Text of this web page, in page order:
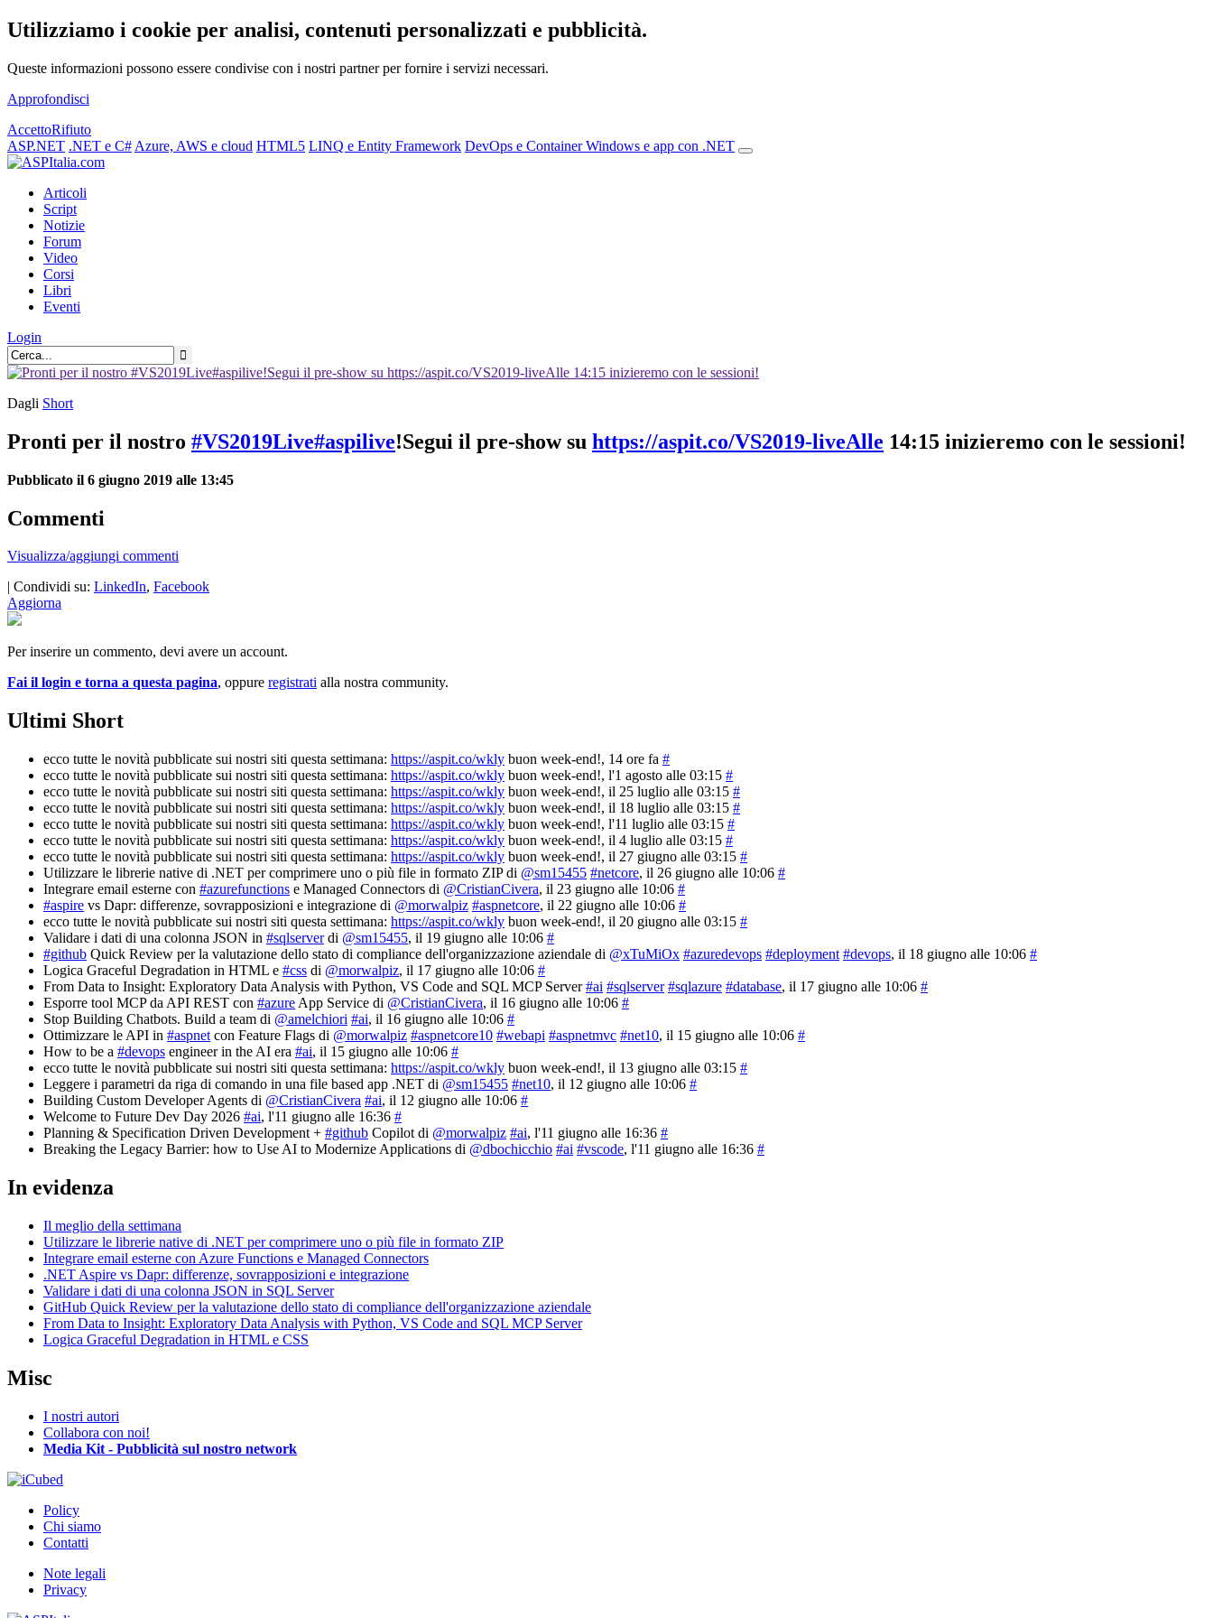
Utilizziamo i cookie per analisi, contenuti personalizzati e pubblicità.
Queste informazioni possono essere condivise con i nostri partner per fornire i servizi necessari.
Approfondisci
AccettoRifiuto
ASP.NET .NET e C# Azure, AWS e cloud HTML5 LINQ e Entity Framework DevOps e ContainerWindows e app con .NET
Articoli
Script
Notizie
Forum
Video
Corsi
Libri
Eventi
Login
Dagli Short
Pronti per il nostro #VS2019Live#aspilive!Segui il pre-show su https://aspit.co/VS2019-liveAlle 14:15 inizieremo con le sessioni!
Pubblicato il 6 giugno 2019 alle 13:45
Commenti
Visualizza/aggiungi commenti
| Condividi su: LinkedIn, Facebook
Aggiorna
Per inserire un commento, devi avere un account.
Fai il login e torna a questa pagina, oppure registrati alla nostra community.
Ultimi Short
ecco tutte le novità pubblicate sui nostri siti questa settimana: https://aspit.co/wkly buon week-end!, 14 ore fa #
ecco tutte le novità pubblicate sui nostri siti questa settimana: https://aspit.co/wkly buon week-end!, l'1 agosto alle 03:15 #
ecco tutte le novità pubblicate sui nostri siti questa settimana: https://aspit.co/wkly buon week-end!, il 25 luglio alle 03:15 #
ecco tutte le novità pubblicate sui nostri siti questa settimana: https://aspit.co/wkly buon week-end!, il 18 luglio alle 03:15 #
ecco tutte le novità pubblicate sui nostri siti questa settimana: https://aspit.co/wkly buon week-end!, l'11 luglio alle 03:15 #
ecco tutte le novità pubblicate sui nostri siti questa settimana: https://aspit.co/wkly buon week-end!, il 4 luglio alle 03:15 #
ecco tutte le novità pubblicate sui nostri siti questa settimana: https://aspit.co/wkly buon week-end!, il 27 giugno alle 03:15 #
Utilizzare le librerie native di .NET per comprimere uno o più file in formato ZIP di @sm15455 #netcore, il 26 giugno alle 10:06 #
Integrare email esterne con #azurefunctions e Managed Connectors di @CristianCivera, il 23 giugno alle 10:06 #
#aspire vs Dapr: differenze, sovrapposizioni e integrazione di @morwalpiz #aspnetcore, il 22 giugno alle 10:06 #
ecco tutte le novità pubblicate sui nostri siti questa settimana: https://aspit.co/wkly buon week-end!, il 20 giugno alle 03:15 #
Validare i dati di una colonna JSON in #sqlserverdi @sm15455, il 19 giugno alle 10:06 #
#github Quick Review per la valutazione dello stato di compliance dell'organizzazione aziendale di @xTuMiOx #azuredevops #deployment #devops, il 18 giugno alle 10:06 #
Logica Graceful Degradation in HTML e #css di @morwalpiz, il 17 giugno alle 10:06 #
From Data to Insight: Exploratory Data Analysis with Python, VS Code and SQL MCP Server#ai #sqlserver #sqlazure #database, il 17 giugno alle 10:06 #
Esporre tool MCP da API REST con #azure App Service di @CristianCivera, il 16 giugno alle 10:06 #
Stop Building Chatbots. Build a team di @amelchiori #ai, il 16 giugno alle 10:06 #
Ottimizzare le API in #aspnet con Feature Flags di @morwalpiz #aspnetcore10 #webapi #aspnetmvc #net10, il 15 giugno alle 10:06 #
How to be a #devops engineer in the AI era #ai, il 15 giugno alle 10:06 #
ecco tutte le novità pubblicate sui nostri siti questa settimana: https://aspit.co/wkly buon week-end!, il 13 giugno alle 03:15 #
Leggere i parametri da riga di comando in una file based app .NET di @sm15455 #net10, il 12 giugno alle 10:06 #
Building Custom Developer Agents di @CristianCivera #ai, il 12 giugno alle 10:06 #
Welcome to Future Dev Day 2026 #ai, l'11 giugno alle 16:36 #
Planning & Specification Driven Development + #github Copilot di @morwalpiz #ai, l'11 giugno alle 16:36 #
Breaking the Legacy Barrier: how to Use AI to Modernize Applications di @dbochicchio #ai #vscode, l'11 giugno alle 16:36 #
In evidenza
Il meglio della settimana
Utilizzare le librerie native di .NET per comprimere uno o più file in formato ZIP
Integrare email esterne con Azure Functions e Managed Connectors
.NET Aspire vs Dapr: differenze, sovrapposizioni e integrazione
Validare i dati di una colonna JSON in SQL Server
GitHub Quick Review per la valutazione dello stato di compliance dell'organizzazione aziendale
From Data to Insight: Exploratory Data Analysis with Python, VS Code and SQL MCP Server
Logica Graceful Degradation in HTML e CSS
Misc
I nostri autori
Collabora con noi!
Media Kit - Pubblicità sul nostro network
Policy
Chi siamo
Contatti
Note legali
Privacy